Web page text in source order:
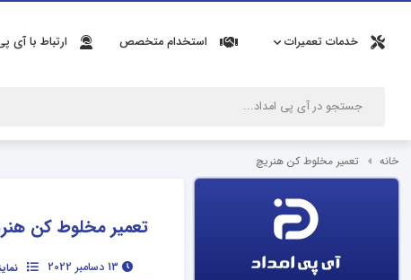
خدمات تعمیرات استخدام متخصص ارتباط با آی
خانه تعمیر مخلوط کن هنریچ
تعمیر مخلوط کن
13 دسامبر 2022